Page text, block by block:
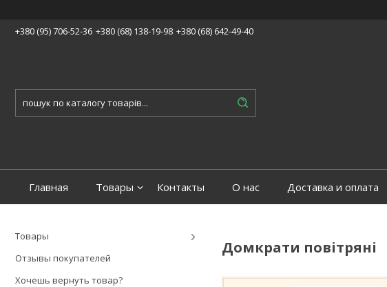
+380 (95) 706-52-36 +380 (68) 138-19-98 +380 (68) 642-49-40
Главная Товары Контакты О нас Доставка и оплата
Товары
Отзывы покупателей
Хочешь вернуть товар?
Домкрати повітряні